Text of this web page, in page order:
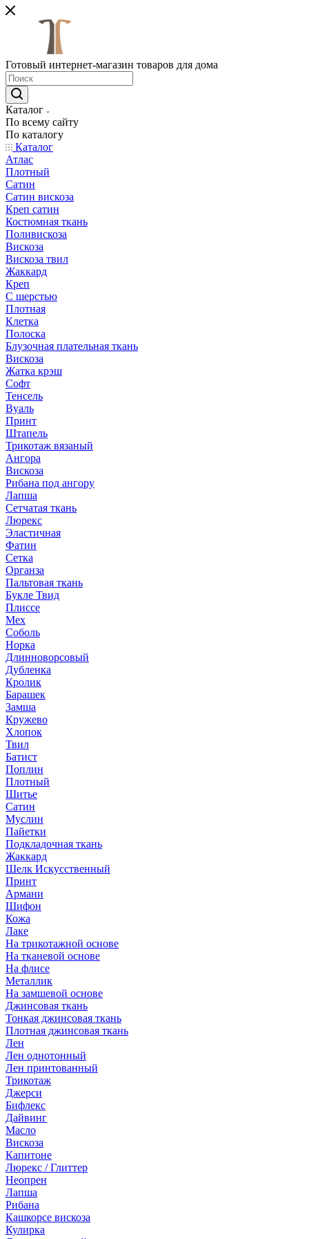
Готовый интернет-магазин товаров для дома
Каталог
По всему сайту
По каталогу
Каталог
Атлас
Плотный
Сатин
Сатин вискоза
Креп сатин
Костюмная ткань
Поливискоза
Вискоза
Вискоза твил
Жаккард
Креп
С шерстью
Плотная
Клетка
Полоска
Блузочная плательная ткань
Вискоза
Жатка крэш
Софт
Тенсель
Вуаль
Принт
Штапель
Трикотаж вязаный
Ангора
Вискоза
Рибана под ангору
Лапша
Сетчатая ткань
Люрекс
Эластичная
Фатин
Сетка
Органза
Пальтовая ткань
Букле Твид
Плиссе
Мех
Соболь
Норка
Длинноворсовый
Дубленка
Кролик
Барашек
Замша
Кружево
Хлопок
Твил
Батист
Поплин
Плотный
Шитье
Сатин
Муслин
Пайетки
Подкладочная ткань
Жаккард
Шелк Искусственный
Принт
Армани
Шифон
Кожа
Лаке
На трикотажной основе
На тканевой основе
На флисе
Металлик
На замшевой основе
Джинсовая ткань
Тонкая джинсовая ткань
Плотная джинсовая ткань
Лен
Лен однотонный
Лен принтованный
Трикотаж
Джерси
Бифлекс
Дайвинг
Масло
Вискоза
Капитоне
Люрекс / Глиттер
Неопрен
Лапша
Рибана
Кашкорсе вискоза
Кулирка